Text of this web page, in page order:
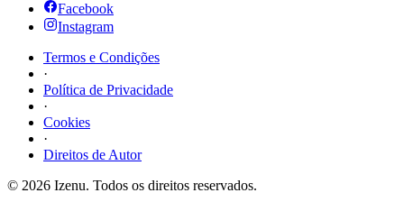
Facebook
Instagram
Termos e Condições
·
Política de Privacidade
·
Cookies
·
Direitos de Autor
© 2026 Izenu. Todos os direitos reservados.